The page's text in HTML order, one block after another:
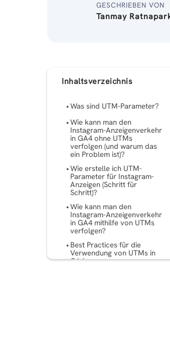
GESCHRIEBEN VON
Tanmay
Inhaltsverzeichnis
Was sind UTM-Parameter?
Wie kann man den
Instagram-Anzeigenverkehr
in GA4 ohne UTMs
verfolgen (und warum das
ein Problem ist)?
Wie erstelle ich UTM-
Parameter für Instagram-
Anzeigen (Schritt für
Schritt)?
Wie kann man den
Instagram-Anzeigenverkehr
in GA4 mithilfe von UTMs
verfolgen?
Best Practices für die
Verwendung von UTMs in
GA4